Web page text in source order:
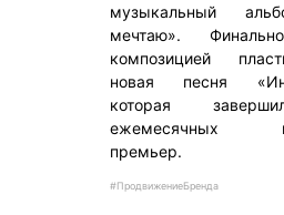
музыкальный
мечтаю».
композицией
новая песня
которая
ежемесячных
премьер.
#ПродвижениеБренда